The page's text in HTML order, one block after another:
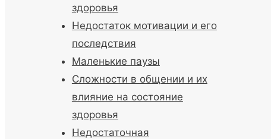
здоровья
Недостаток мотивации и его
последствия
Маленькие паузы
Сложности в общении и их
влияние на состояние
здоровья
Недостаточная